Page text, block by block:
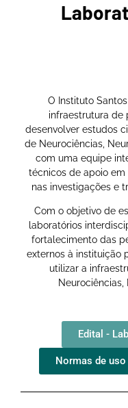
O Instituto
infraestrutura de
desenvolver estudos
de Neurociências,
com uma equipe
técnicos de apoio
nas investigações e
Com o objetivo de
laboratórios
fortalecimento das
externos à instituição
utilizar a
Neurociências,
Edital -
Normas de